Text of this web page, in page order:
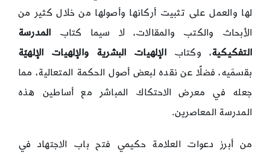
لها والعمل على تثبيت أركانها وأصولها من خلال كثير من
الأبحاث والكتب والمقالات، لا سيما كتاب المدرسة
التفكيكية، وكتابالإلهيات البشرية والإلهيات الإلهيّة
بقسمَيه، فضلًا عن نقده لبعض أصول الحكمة المتعالية، مما
جعله في معرض الاحتكاك المباشر مع أساطين هذه
المدرسة المعاصرين.
من أبرز دعوات العلامة حكيمي فتح باب الاجتهاد في